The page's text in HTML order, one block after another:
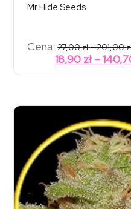
Mr Hide Seeds
Cena: 27,00zł–201,00
18,90 zł –